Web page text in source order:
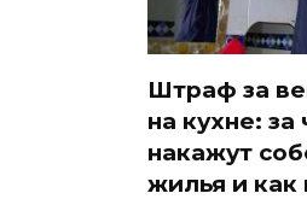
Штраф за
на кухне: за
накажут
жилья и как